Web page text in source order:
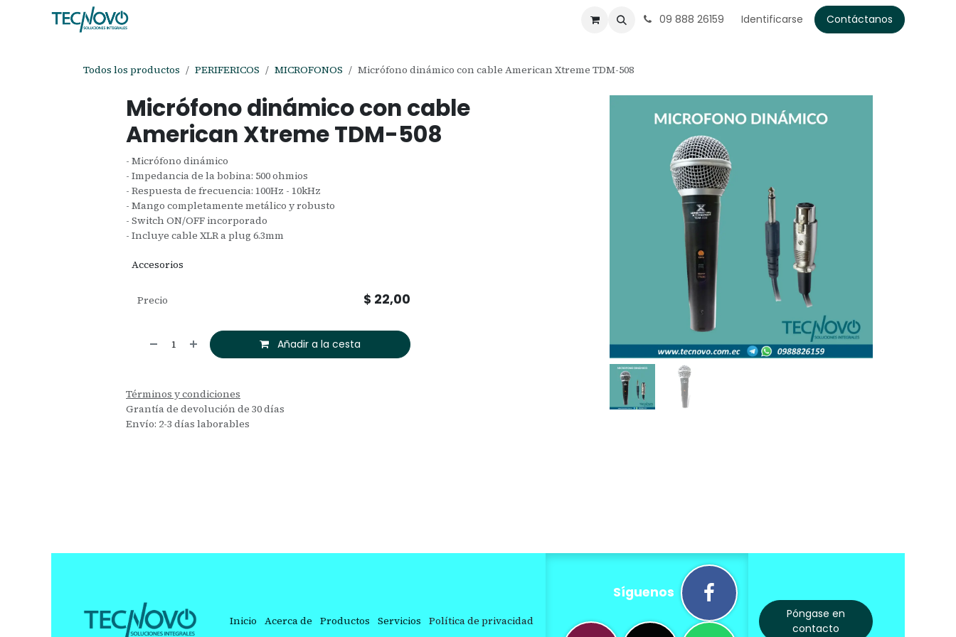
09 888 26159 Identificarse Contáctanos
Todos los productos PERIFERICOS MICROFONOS Micrófono dinámico con cable American Xtreme TDM-508
Micrófono dinámico con cable
American Xtreme TDM-508
- Micrófono dinámico
- Impedancia de la bobina: 500 ohmios
- Respuesta de frecuencia: 100Hz - 10kHz
- Mango completamente metálico y robusto
- Switch ON/OFF incorporado
- Incluye cable XLR a plug 6.3mm
Accesorios
Añadir a la cesta
Precio $ 22,00
Términos y condiciones
Grantía de devolución de 30 días
Envío: 2-3 días laborables
Inicio Acerca de Productos Servicios Política de privacidad
Síguenos
Póngase en
contacto